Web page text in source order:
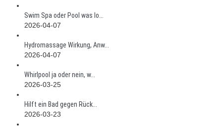
Swim Spa oder Pool was lo...
2026-04-07
Hydromassage Wirkung, Anw...
2026-04-07
Whirlpool ja oder nein, w...
2026-03-25
Hilft ein Bad gegen Rück...
2026-03-23